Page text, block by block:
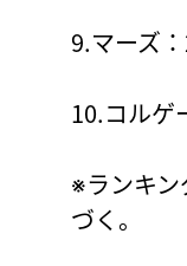
9.マーズ
10.コルゲ
※ランキ
づく。